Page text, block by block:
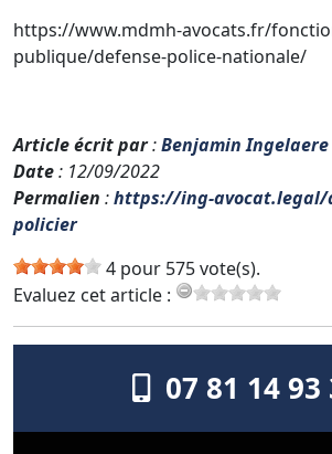
https://www.mdmh-avocats.fr/
publique/defense-police-nationale/
Article écrit par:Benjamin Ingelaere
Date: 12/09/2022
Permalien :https://ing-
policier
4 pour 575 vote(s).
Evaluez cet article :
07 81 14 93